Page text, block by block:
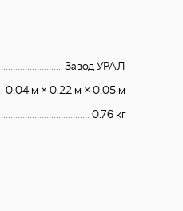
Завод УРАЛ
0.04 м × 0.22 м × 0.05 м
0.76 кг